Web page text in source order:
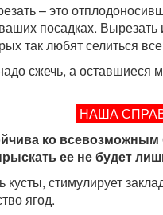
– это
посадках.
так любят селиться
сжечь, а
НАША
ко
ее не будет
кусты, стимулирует
ягод.